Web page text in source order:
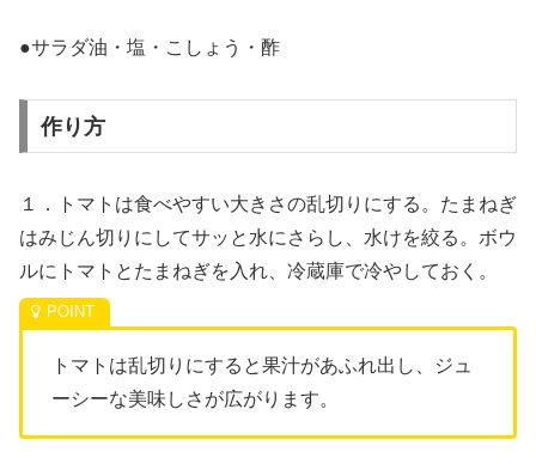
●サラダ油・塩・こしょう・酢
作り方
１．トマトは食べやすい大きさの乱切りにする。たまねぎ
はみじん切りにしてサッと水にさらし、水けを絞る。ボウ
ルにトマトとたまねぎを入れ、冷蔵庫で冷やしておく。
トマトは乱切りにすると果汁があふれ出し、ジュ
ーシーな美味しさが広がります。